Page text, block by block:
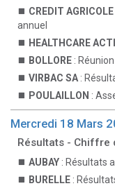
CREDIT
annuel
HEALTHCARE
BOLLORE :
VIRBAC SA :
POULAILLON :
Mercredi 18 Mars
Résultats -
AUBAY : Résultats
BURELLE :